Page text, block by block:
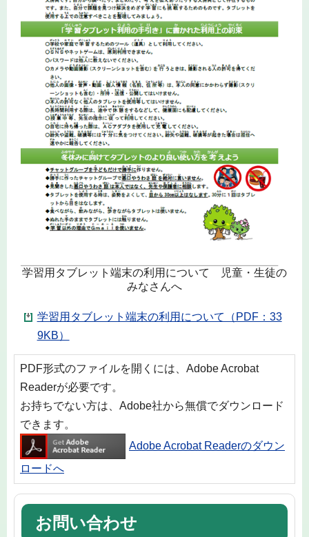
学習用タブレット端末の利用について 児童・生徒の
みなさんへ
学習用タブレット端末の利用について（PDF：33
9KB）
PDF形式のファイルを開くには、Adobe Acrobat
Readerが必要です。
お持ちでない方は、Adobe社から無償でダウンロード
できます。
Adobe Acrobat Readerのダウン
ロードへ
お問い合わせ